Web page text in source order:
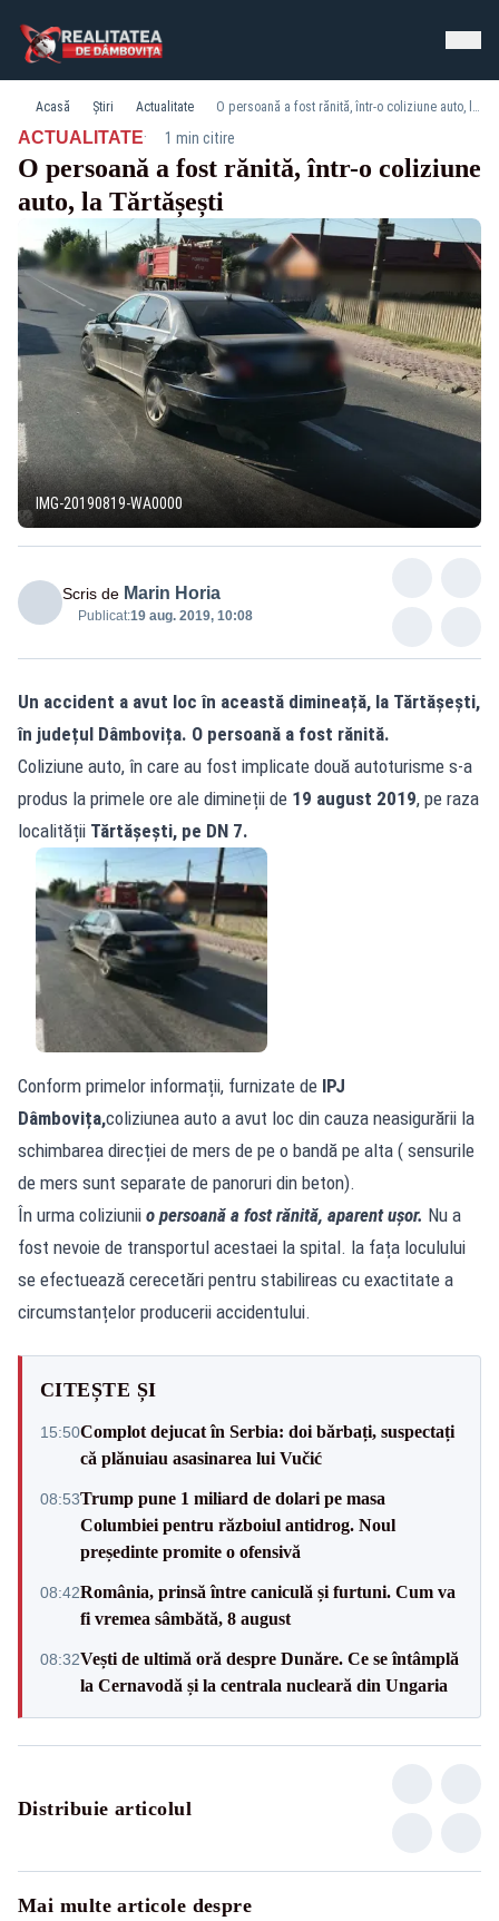
Acasă Știri Actualitate O persoană a fost rănită, într-o coliziune auto, la Tărtășești
ACTUALITATE· 1 min citire
O persoană a fost rănită, într-o coliziune
auto, la Tărtășești
IMG-20190819-WA0000
Scris de Marin Horia
Publicat:19 aug. 2019, 10:08
Un accident a avut loc în această dimineață, la Tărtășești,
în județul Dâmbovița. O persoană a fost rănită.
Coliziune auto, în care au fost implicate două autoturisme s-a
produs la primele ore ale dimineții de 19 august 2019, pe raza
localității Tărtășești, pe DN 7.
Conform primelor informații, furnizate de IPJ
Dâmbovița,coliziunea auto a avut loc din cauza neasigurării la
schimbarea direcției de mers de pe o bandă pe alta ( sensurile
de mers sunt separate de panoruri din beton).
În urma coliziunii o persoană a fost rănită, aparent ușor. Nu a
fost nevoie de transportul acestaei la spital. la fața loculului
se efectuează cerecetări pentru stabilireas cu exactitate a
circumstanțelor producerii accidentului.
CITEȘTE ȘI
15:50Complot dejucat în Serbia: doi bărbați, suspectați
că plănuiau asasinarea lui Vučić
08:53Trump pune 1 miliard de dolari pe masa
Columbiei pentru războiul antidrog. Noul
președinte promite o ofensivă
08:42România, prinsă între caniculă și furtuni. Cum va
fi vremea sâmbătă, 8 august
08:32Vești de ultimă oră despre Dunăre. Ce se întâmplă
la Cernavodă și la centrala nucleară din Ungaria
Distribuie articolul
Mai multe articole despre